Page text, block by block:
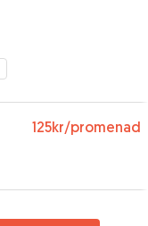
125kr/promenad